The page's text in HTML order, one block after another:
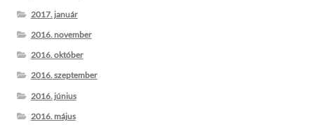
2017. január
2016. november
2016. október
2016. szeptember
2016. június
2016. május